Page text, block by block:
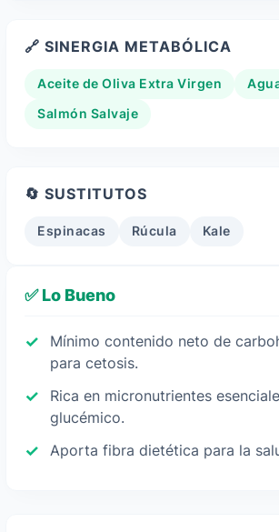
🔗 SINERGIA METABÓLICA
Aceite de Oliva Extra Virgen
Salmón Salvaje
🔄 SUSTITUTOS
Espinacas Rúcula Kale
✅ Lo Bueno
Mínimo contenido neto de
para cetosis.
Rica en micronutrientes
glucémico.
Aporta fibra dietética para la